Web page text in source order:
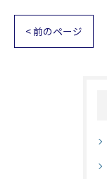
< 前のページ